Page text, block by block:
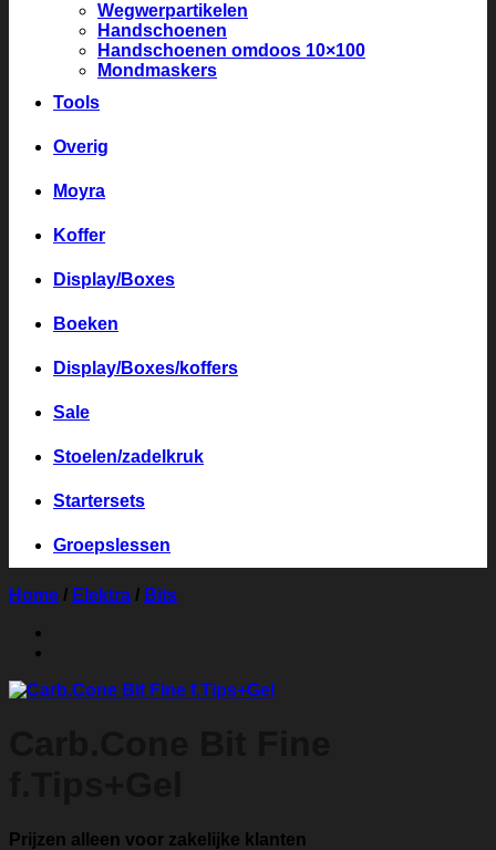
Wegwerpartikelen
Handschoenen
Handschoenen omdoos 10×100
Mondmaskers
Tools
Overig
Moyra
Koffer
Display/Boxes
Boeken
Display/Boxes/koffers
Sale
Stoelen/zadelkruk
Startersets
Groepslessen
Home / Elektra / Bits
Prijzen alleen voor zakelijke klanten